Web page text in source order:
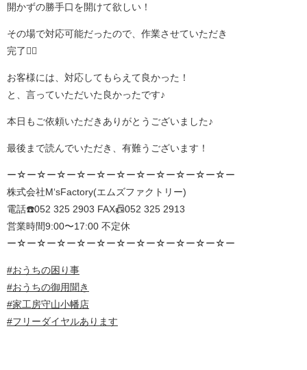
開かずの勝手口を開けて欲しい！
その場で対応可能だったので、作業させていただき
完了👍🏻
お客様には、対応してもらえて良かった！
と、言っていただいた良かったです♪
本日もご依頼いただきありがとうございました♪
最後まで読んでいただき、有難うございます！
ー☆ー☆ー☆ー☆ー☆ー☆ー☆ー☆ー☆ー☆ー☆ー
株式会社M‘sFactory(エムズファクトリー)
電話☎️052 325 2903 FAX📠052 325 2913
営業時間9:00〜17:00 不定休
ー☆ー☆ー☆ー☆ー☆ー☆ー☆ー☆ー☆ー☆ー☆ー
#おうちの困り事
#おうちの御用聞き
#家工房守山小幡店
#フリーダイヤルあります